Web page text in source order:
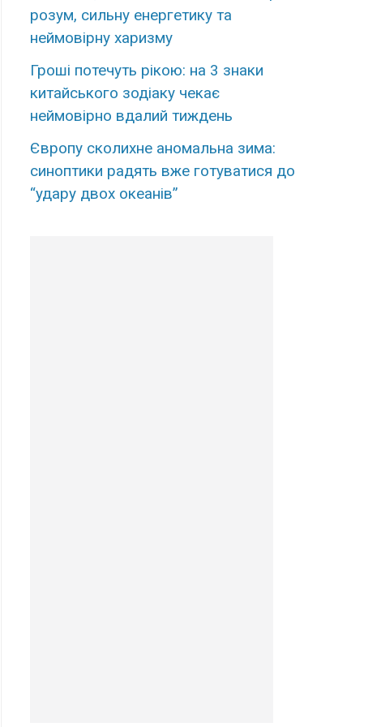
розум, сильну енергетику та
неймовірну харизму
Гроші потечуть рікою: на 3 знаки
китайського зодіаку чекає
неймовірно вдалий тиждень
Європу сколихне аномальна зима:
синоптики радять вже готуватися до
“удару двох океанів”